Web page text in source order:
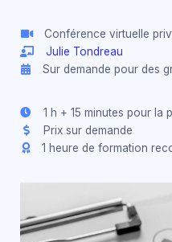
Conférence
Julie Tondreau
Sur demande pour des
1 h + 15 minutes pour la
Prix sur demande
1 heure de formation